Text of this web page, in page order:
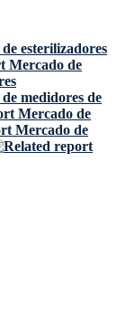
esterilizadores
Mercado de
medidores de
Mercado de
Mercado de